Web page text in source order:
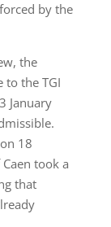
by the
the
to the TGI
January
18
took a
that